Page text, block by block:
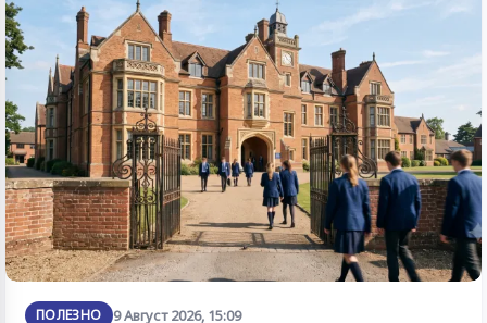
ПОЛЕЗНО 9 Август 2026, 15:09